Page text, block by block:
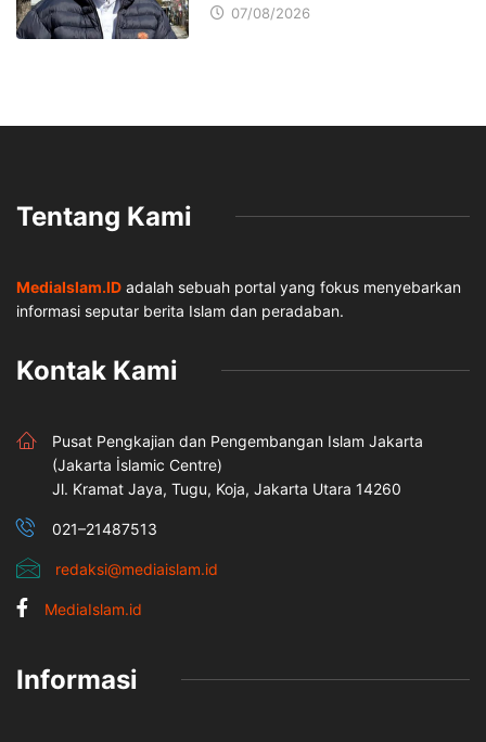
07/08/2026
Tentang Kami
MediaIslam.ID adalah sebuah portal yang fokus menyebarkan
informasi seputar berita Islam dan peradaban.
Kontak Kami
Pusat Pengkajian dan Pengembangan Islam Jakarta
(Jakarta İslamic Centre)
Jl. Kramat Jaya, Tugu, Koja, Jakarta Utara 14260
021–21487513
redaksi@mediaislam.id
MediaIslam.id
Informasi